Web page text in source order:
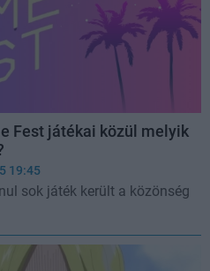
Fest játékai közül melyik
19:45
sok játék került a közönség